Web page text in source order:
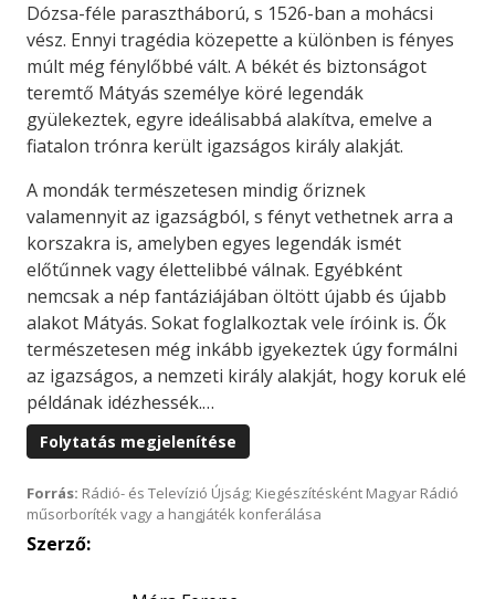
Dózsa-féle parasztháború, s 1526-ban a mohácsi
vész. Ennyi tragédia közepette a különben is fényes
múlt még fénylőbbé vált. A békét és biztonságot
teremtő Mátyás személye köré legendák
gyülekeztek, egyre ideálisabbá alakítva, emelve a
fiatalon trónra került igazságos király alakját.
A mondák természetesen mindig őriznek
valamennyit az igazságból, s fényt vethetnek arra a
korszakra is, amelyben egyes legendák ismét
előtűnnek vagy élettelibbé válnak. Egyébként
nemcsak a nép fantáziájában öltött újabb és újabb
alakot Mátyás. Sokat foglalkoztak vele íróink is. Ők
természetesen még inkább igyekeztek úgy formálni
az igazságos, a nemzeti király alakját, hogy koruk elé
példának idézhessék.…
Folytatás megjelenítése
Forrás: Rádió- és Televízió Újság; Kiegészítésként Magyar Rádió
műsorboríték vagy a hangjáték konferálása
Szerző: